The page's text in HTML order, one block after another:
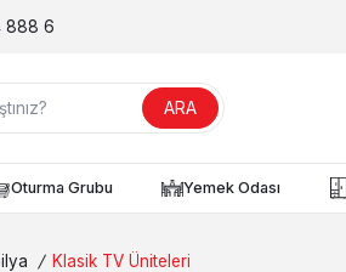
888 6
ARA
Oturma Grubu Yemek Odası
/ Klasik TV Üniteleri